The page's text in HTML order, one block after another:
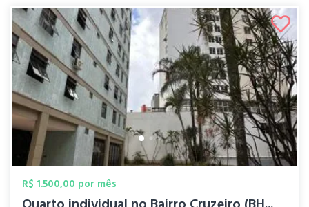
R$ 1.500,00 por mês